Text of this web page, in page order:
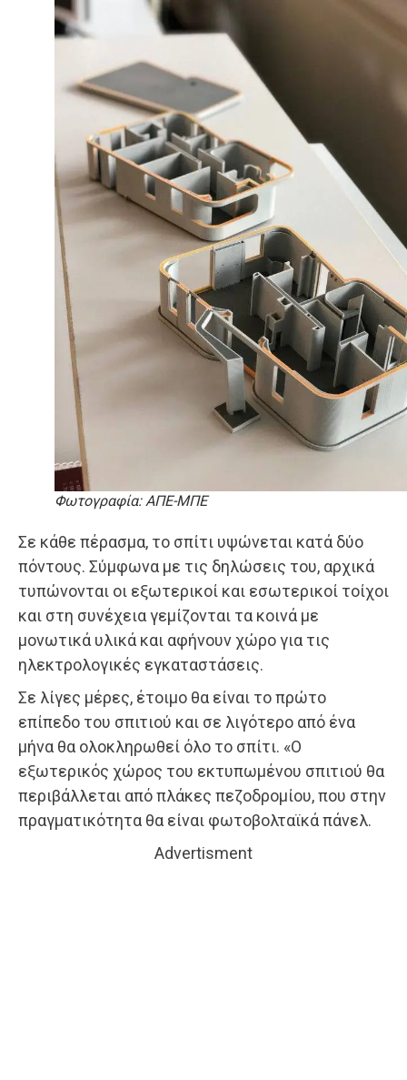
Φωτογραφία: ΑΠΕ-ΜΠΕ
Σε κάθε πέρασμα, το σπίτι υψώνεται κατά δύο
πόντους. Σύμφωνα με τις δηλώσεις του, αρχικά
τυπώνονται οι εξωτερικοί και εσωτερικοί τοίχοι
και στη συνέχεια γεμίζονται τα κοινά με
μονωτικά υλικά και αφήνουν χώρο για τις
ηλεκτρολογικές εγκαταστάσεις.
Σε λίγες μέρες, έτοιμο θα είναι το πρώτο
επίπεδο του σπιτιού και σε λιγότερο από ένα
μήνα θα ολοκληρωθεί όλο το σπίτι. «Ο
εξωτερικός χώρος του εκτυπωμένου σπιτιού θα
περιβάλλεται από πλάκες πεζοδρομίου, που στην
πραγματικότητα θα είναι φωτοβολταϊκά πάνελ.
Advertisment